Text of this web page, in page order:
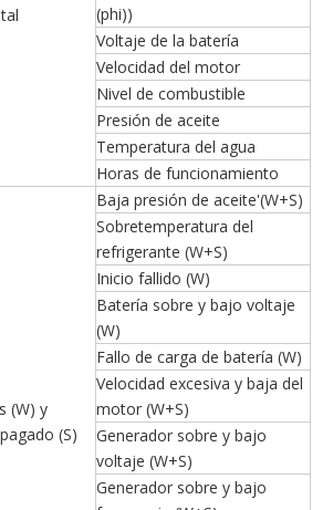
(phi))
Voltaje de la batería
Velocidad del motor
Nivel de combustible
Presión de aceite
Temperatura del agua
Horas de funcionamiento
(W) y
(S)
Baja presión de aceite'(W+S)
Sobretemperatura del
refrigerante (W+S)
Inicio fallido (W)
Batería sobre y bajo voltaje
(W)
Fallo de carga de batería (W)
Velocidad excesiva y baja del
motor (W+S)
Generador sobre y bajo
voltaje (W+S)
Generador sobre y bajo